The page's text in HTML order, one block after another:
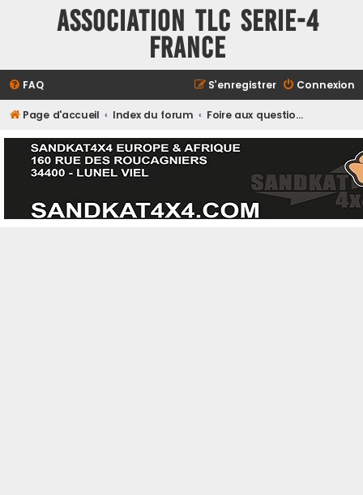
ASSOCIATION TLC SERIE-4
FRANCE
FAQ Connexion
S’enregistrer
Page d'accueil Index du forum Foire aux questions (Questions posées fréquemment)